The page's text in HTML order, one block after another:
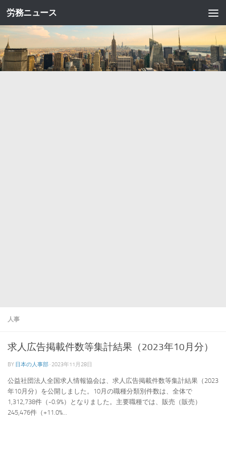
コンテンツへスキップ
労務ニュース
人事
求人広告掲載件数等集計結果（2023年10月分）
BY 日本の人事部 · 2023年11月28日
公益社団法人全国求人情報協会は、求人広告掲載件数等集計結果（2023
年10月分）を公開しました。10月の職種分類別件数は、全体で
1,312,738件（-0.9%）となりました。主要職種では、販売（販売）
245,476件（+11.0%...